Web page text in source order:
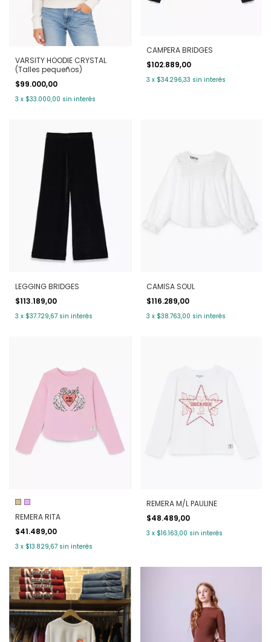
VARSITY HOODIE CRYSTAL
(Talles pequeños)
$99.000,00
3 x $33.000,00 sin interés
CAMPERA BRIDGES
$102.889,00
3 x $34.296,33 sin interés
LEGGING BRIDGES
$113.189,00
3 x $37.729,67 sin interés
CAMISA SOUL
$116.289,00
3 x $38.763,00 sin interés
REMERA RITA
$41.489,00
3 x $13.829,67 sin interés
REMERA M/L PAULINE
$48.489,00
3 x $16.163,00 sin interés